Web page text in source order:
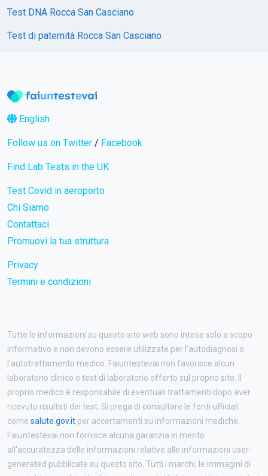
Test DNA Rocca San Casciano
Test di paternità Rocca San Casciano
English
Follow us on Twitter / Facebook
Find Lab Tests in the UK
Test Covid in aeroporto
Chi Siamo
Contattaci
Promuovi la tua struttura
Privacy
Termini e condizioni
Tutte le informazioni su questo sito web sono intese solo a scopo
informativo e non devono essere utilizzate per l'autodiagnosi o
l'autotrattamento medico. Faiuntestevai non favorisce alcun
laboratorio clinico o test di laboratorio offerto sul proprio sito. Il
proprio medico è responsabile di eventuali trattamenti dopo aver
ricevuto risultati dei test. Si prega di consultare le fonti ufficiali
come salute.gov.it per accertamenti su informazioni mediche.
Faiuntestevai non fornisce alcuna garanzia in merito
all'accuratezza delle informazioni relative alle informazioni user-
generated pubblicate su questo sito. Tutti i marchi, le immagini di